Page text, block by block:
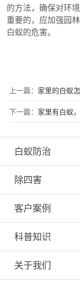
的方法，确保对环
重要的，应加强园
白蚁的危害。
上一篇： 家里的白蚁
下一篇： 家里有白蚁
白蚁防治
除四害
客户案例
科普知识
关于我们